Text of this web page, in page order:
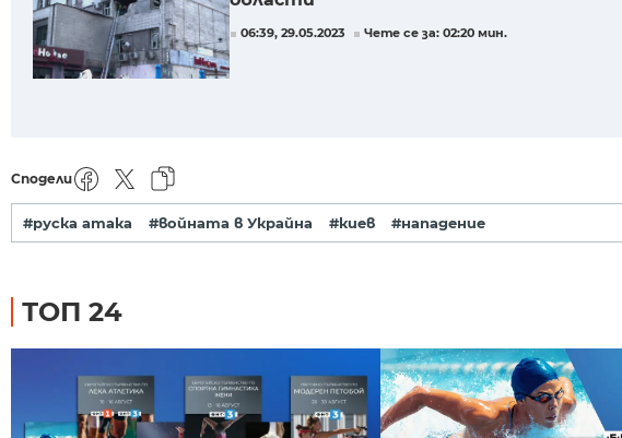
06:39, 29.05.2023 Чете се за: 02:20 мин.
Сподели
#руска атака #войната в Украйна #киев #нападение
ТОП 24